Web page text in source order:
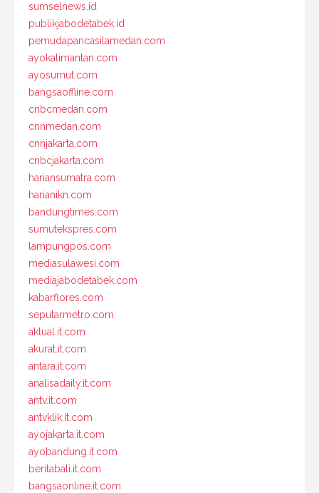
sumselnews.id
publikjabodetabek.id
pemudapancasilamedan.com
ayokalimantan.com
ayosumut.com
bangsaoffline.com
cnbcmedan.com
cnnmedan.com
cnnjakarta.com
cnbcjakarta.com
hariansumatra.com
harianikn.com
bandungtimes.com
sumutekspres.com
lampungpos.com
mediasulawesi.com
mediajabodetabek.com
kabarflores.com
seputarmetro.com
aktual.it.com
akurat.it.com
antara.it.com
analisadaily.it.com
antv.it.com
antvklik.it.com
ayojakarta.it.com
ayobandung.it.com
beritabali.it.com
bangsaonline.it.com